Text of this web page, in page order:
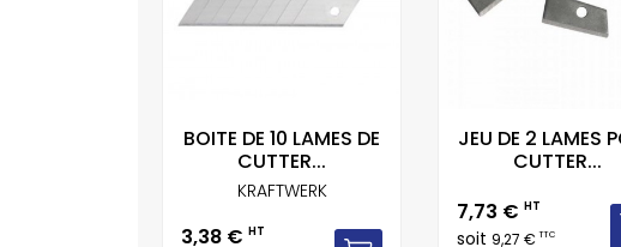
BOITE DE 10 LAMES DE
CUTTER...
KRAFTWERK
Prix
3,38 € HT
JEU DE 2 LAMES
CUTTER...
Prix
7,73 € HT
soit 9,27 €TTC